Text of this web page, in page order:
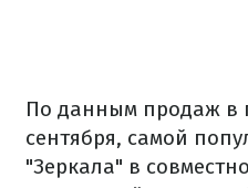
По данным продаж в
сентября, самой
"Зеркала" в